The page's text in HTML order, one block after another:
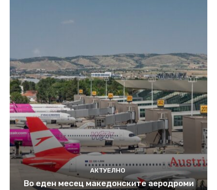
АКТУЕЛНО
Во еден месец македонските аеродроми